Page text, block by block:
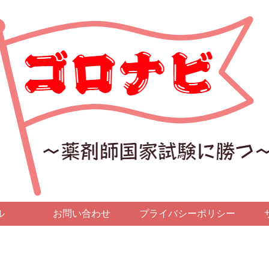
お問い合わせ プライバシーポリシー